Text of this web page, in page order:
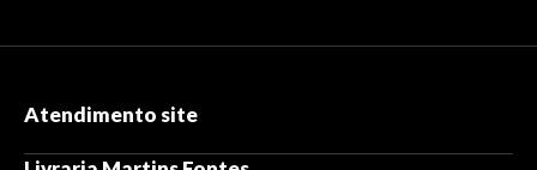
Atendimento site